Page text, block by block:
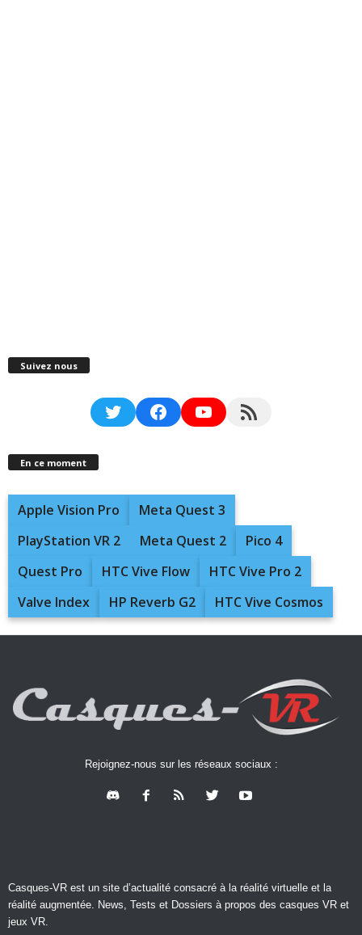
Suivez nous
TwitterFacebookYouTubeRSS Feed
En ce moment
Apple Vision Pro
Meta Quest 3
PlayStation VR 2
Meta Quest 2
Pico 4
Quest Pro
HTC Vive Flow
HTC Vive Pro 2
Valve Index
HP Reverb G2 HTC Vive Cosmos
Rejoignez-nous sur les réseaux sociaux :
Casques-VR est un site d’actualité consacré à la réalité virtuelle et la
réalité augmentée. News, Tests et Dossiers à propos des casques VR et
jeux VR.